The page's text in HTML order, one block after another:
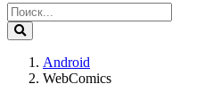
Android
WebComics